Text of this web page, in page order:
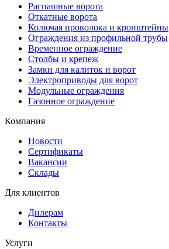
Распашные ворота
Откатные ворота
Колючая проволока и кронштейны
Ограждения из профильной трубы
Временное ограждение
Столбы и крепеж
Замки для калиток и ворот
Электроприводы для ворот
Модульные ограждения
Газонное ограждение
Компания
Новости
Сертификаты
Вакансии
Склады
Для клиентов
Дилерам
Контакты
Услуги